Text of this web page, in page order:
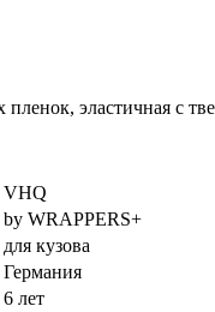
эластичная с
VHQ
by WRAPPERS+
для кузова
Германия
6 лет